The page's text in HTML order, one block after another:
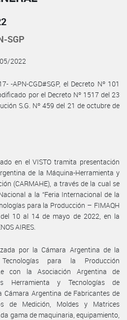
SGP
2022
-APN-CGD#SGP, el Decreto Nº 101
por el Decreto Nº 1517 del 23
S.G. Nº 459 del 21 de octubre de
en el VISTO tramita presentación
de la Máquina-Herramienta y
(CARMAHE), a través de la cual se
a la “Feria Internacional de la
para la Producción – FIMAQH
10 al 14 de mayo de 2022, en la
AIRES.
por la Cámara Argentina de la
para la Producción
con la Asociación Argentina de
Herramienta y Tecnologías de
Cámara Argentina de Fabricantes de
de Medición, Moldes y Matrices
gama de maquinaria, equipamiento,